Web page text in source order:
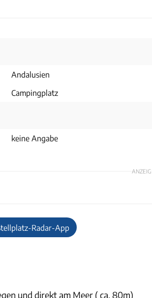
Andalusien
Campingplatz
keine Angabe
Radar-App
und direkt am Meer ( ca. 80m)